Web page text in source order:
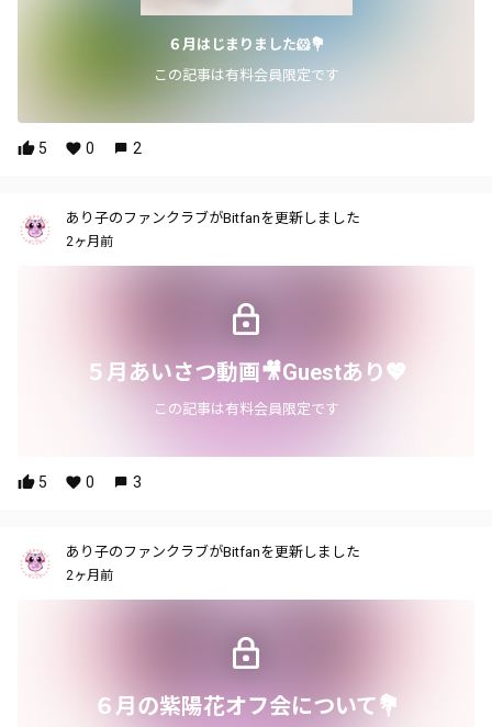
６月はじまりました🐹💐
この記事は有料会員限定です
5 0 2
あり子のファンクラブがBitfanを更新しました
2ヶ月前
５月あいさつ動画🎥Guestあり💖
この記事は有料会員限定です
5 0 3
あり子のファンクラブがBitfanを更新しました
2ヶ月前
６月の紫陽花オフ会について💐